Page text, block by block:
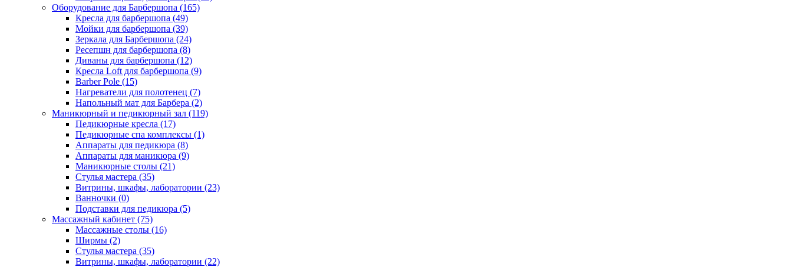
Оборудование для Барбершопа (165)
Кресла для барбершопа (49)
Мойки для барбершопа (39)
Зеркала для Барбершопа (24)
Ресепшн для барбершопа (8)
Диваны для барбершопа (12)
Кресла Loft для барбершопа (9)
Barber Pole (15)
Нагреватели для полотенец (7)
Напольный мат для Барбера (2)
Маникюрный и педикюрный зал (119)
Педикюрные кресла (17)
Педикюрные спа комплексы (1)
Аппараты для педикюра (8)
Аппараты для маникюра (9)
Маникюрные столы (21)
Стулья мастера (35)
Витрины, шкафы, лаборатории (23)
Ванночки (0)
Подставки для педикюра (5)
Массажный кабинет (75)
Массажные столы (16)
Ширмы (2)
Стулья мастера (35)
Витрины, шкафы, лаборатории (22)